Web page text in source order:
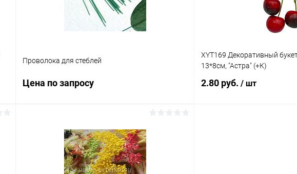
Проволока для стеблей
Цена по запросу
Купить в 1 клик К сравнению
В избранное Под заказ
XYT169 Декоративный
13*8см, "Астра" (+К)
2.80 руб. / шт